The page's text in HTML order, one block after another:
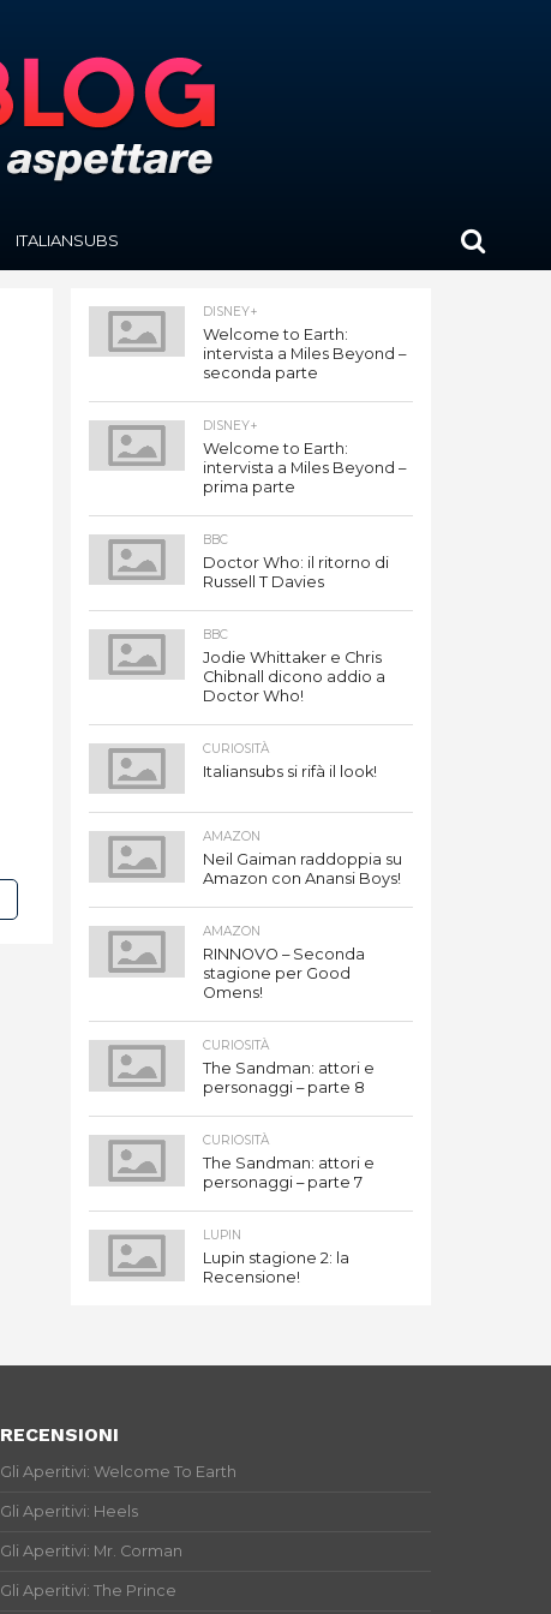
ITALIANSUBS
DISNEY+
Welcome to Earth:
intervista a Miles Beyond –
seconda parte
DISNEY+
Welcome to Earth:
intervista a Miles Beyond –
prima parte
BBC
Doctor Who: il ritorno di
Russell T Davies
BBC
Jodie Whittaker e Chris
Chibnall dicono addio a
Doctor Who!
CURIOSITÀ
Italiansubs si rifà il look!
AMAZON
Neil Gaiman raddoppia su
Amazon con Anansi Boys!
AMAZON
RINNOVO – Seconda
stagione per Good
Omens!
CURIOSITÀ
The Sandman: attori e
personaggi – parte 8
CURIOSITÀ
The Sandman: attori e
personaggi – parte 7
LUPIN
Lupin stagione 2: la
Recensione!
RECENSIONI
Gli Aperitivi: Welcome To Earth
Gli Aperitivi: Heels
Gli Aperitivi: Mr. Corman
Gli Aperitivi: The Prince